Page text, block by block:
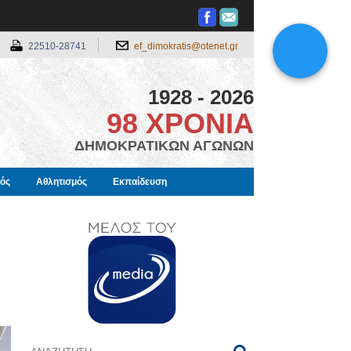
22510-28741 ef_dimokratis@otenet.gr
1928 - 2026
98 ΧΡΟΝΙΑ
ΔΗΜΟΚΡΑΤΙΚΩΝ ΑΓΩΝΩΝ
Αθλητισμός Εκπαίδευση